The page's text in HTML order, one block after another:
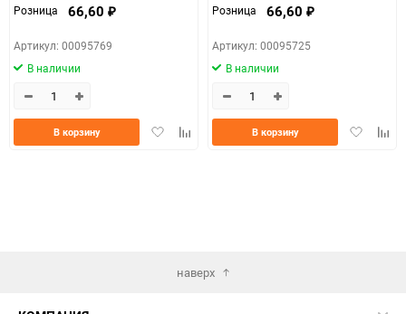
Розница 66,60 ₽
Артикул: 00095769
В наличии
ДобавитьДобавить
В корзину
Розница 66,60 ₽
Артикул: 00095725
В наличии
Добавить
В корзину
наверх